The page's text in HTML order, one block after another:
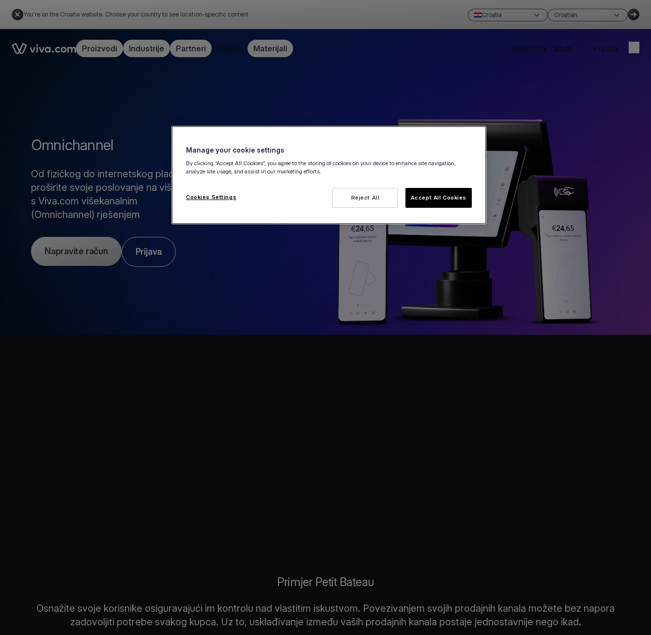
You're on the Croatia website. Choose your country to see location-specific content Croatia Croatian
Link to the homepageProizvodi Industrije Partneri Cijene Materijali Napravite račun Prijava
Omnichannel
Od fizičkog do internetskog plaćanja,
proširite svoje poslovanje na više kanala
s Viva.com višekanalnim
(Omnichannel) rješenjem
Napravite račun Prijava
Primjer Petit Bateau
Osnažite svoje korisnike osiguravajući im kontrolu nad vlastitim iskustvom. Povezivanjem svojih prodajnih kanala možete bez napora
zadovoljiti potrebe svakog kupca. Uz to, usklađivanje između vaših prodajnih kanala postaje jednostavnije nego ikad.
Manage your cookie settings
By clicking “Accept All Cookies”, you agree to the storing of cookies on your device to enhance site navigation,
analyze site usage, and assist in our marketing efforts.
Reject All Accept All Cookies
Cookies Settings